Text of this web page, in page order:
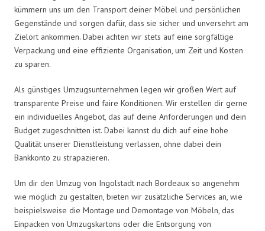
kümmern uns um den Transport deiner Möbel und persönlichen
Gegenstände und sorgen dafür, dass sie sicher und unversehrt am
Zielort ankommen. Dabei achten wir stets auf eine sorgfältige
Verpackung und eine effiziente Organisation, um Zeit und Kosten
zu sparen.
Als günstiges Umzugsunternehmen legen wir großen Wert auf
transparente Preise und faire Konditionen. Wir erstellen dir gerne
ein individuelles Angebot, das auf deine Anforderungen und dein
Budget zugeschnitten ist. Dabei kannst du dich auf eine hohe
Qualität unserer Dienstleistung verlassen, ohne dabei dein
Bankkonto zu strapazieren.
Um dir den Umzug von Ingolstadt nach Bordeaux so angenehm
wie möglich zu gestalten, bieten wir zusätzliche Services an, wie
beispielsweise die Montage und Demontage von Möbeln, das
Einpacken von Umzugskartons oder die Entsorgung von